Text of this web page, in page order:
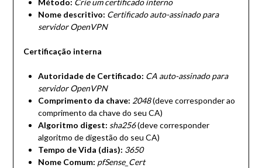
Método: Crie um certificado interno
Nome descritivo: Certificado auto-assinado para
servidor OpenVPN
Certificação interna
Autoridade de Certificado: CA auto-assinado para
servidor OpenVPN
Comprimento da chave: 2048(deve corresponder ao
comprimento da chave do seu CA)
Algoritmo digest: sha256(deve corresponder
algoritmo de digestão do seu CA)
Tempo de Vida (dias): 3650
Nome Comum: pfSense_Cert